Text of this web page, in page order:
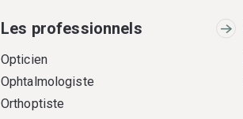
Les professionnels
Opticien
Ophtalmologiste
Orthoptiste